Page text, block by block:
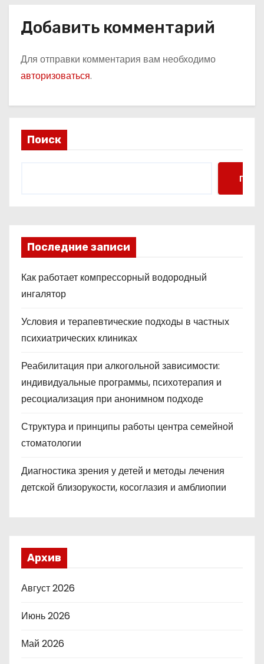
Добавить комментарий
Для отправки комментария вам необходимо
авторизоваться.
Поиск
Поиск
Последние записи
Как работает компрессорный водородный
ингалятор
Условия и терапевтические подходы в частных
психиатрических клиниках
Реабилитация при алкогольной зависимости:
индивидуальные программы, психотерапия и
ресоциализация при анонимном подходе
Структура и принципы работы центра семейной
стоматологии
Диагностика зрения у детей и методы лечения
детской близорукости, косоглазия и амблиопии
Архив
Август 2026
Июнь 2026
Май 2026